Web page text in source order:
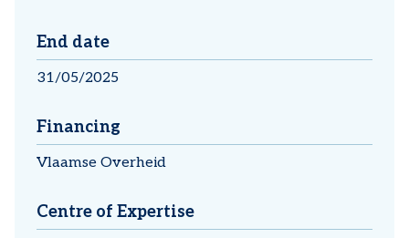
End date
31/05/2025
Financing
Vlaamse Overheid
Centre of Expertise